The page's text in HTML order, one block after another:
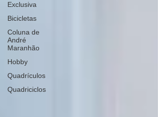
Exclusiva
Bicicletas
Coluna de
André
Maranhão
Hobby
Quadrículos
Quadriciclos